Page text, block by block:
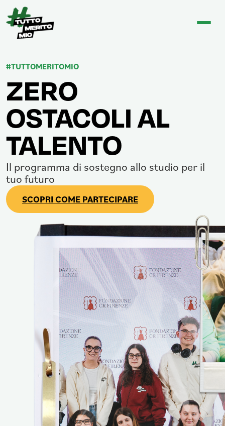
#TUTTOMERITOMIO
ZERO
OSTACOLI AL
TALENTO
Il programma di sostegno allo studio per il
tuo futuro
SCOPRI COME PARTECIPARE